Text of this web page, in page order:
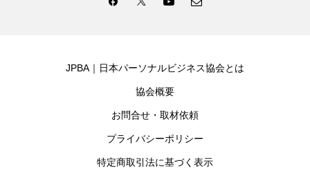
JPBA｜日本パーソナルビジネス協会とは
協会概要
お問合せ・取材依頼
プライバシーポリシー
特定商取引法に基づく表示